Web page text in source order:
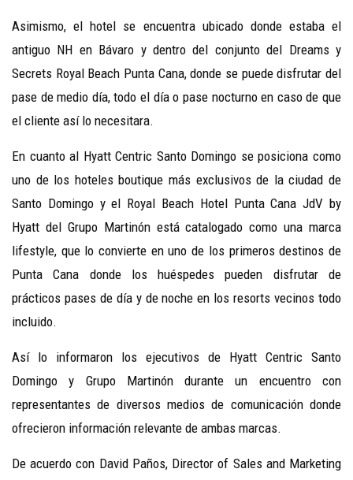
Asimismo, el hotel se encuentra ubicado donde estaba el
antiguo NH en Bávaro y dentro del conjunto del Dreams y
Secrets Royal Beach Punta Cana, donde se puede disfrutar del
pase de medio día, todo el día o pase nocturno en caso de que
el cliente así lo necesitara.
En cuanto al Hyatt Centric Santo Domingo se posiciona como
uno de los hoteles boutique más exclusivos de la ciudad de
Santo Domingo y el Royal Beach Hotel Punta Cana JdV by
Hyatt del Grupo Martinón está catalogado como una marca
lifestyle, que lo convierte en uno de los primeros destinos de
Punta Cana donde los huéspedes pueden disfrutar de
prácticos pases de día y de noche en los resorts vecinos todo
incluido.
Así lo informaron los ejecutivos de Hyatt Centric Santo
Domingo y Grupo Martinón durante un encuentro con
representantes de diversos medios de comunicación donde
ofrecieron información relevante de ambas marcas.
De acuerdo con David Paños, Director of Sales and Marketing